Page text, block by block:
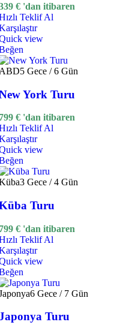
€ 'dan itibaren
Teklif Al
view
5 Gece / 6 Gün
York Turu
€ 'dan itibaren
Teklif Al
view
3 Gece / 4 Gün
Turu
€ 'dan itibaren
Teklif Al
view
6 Gece / 7 Gün
Turu